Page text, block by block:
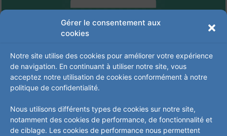
Gérer le consentement aux
cookies
Notre site utilise des cookies pour améliorer votre expérience
de navigation. En continuant à utiliser notre site, vous
acceptez notre utilisation de cookies conformément à notre
politique de confidentialité.
Nous utilisons différents types de cookies sur notre site,
notamment des cookies de performance, de fonctionnalité et
de ciblage. Les cookies de performance nous permettent